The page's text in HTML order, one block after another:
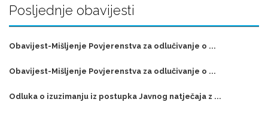
Posljednje obavijesti
Obavijest-Mišljenje Povjerenstva za odlučivanje o ...
Obavijest-Mišljenje Povjerenstva za odlučivanje o ...
Odluka o izuzimanju iz postupka Javnog natječaja z ...